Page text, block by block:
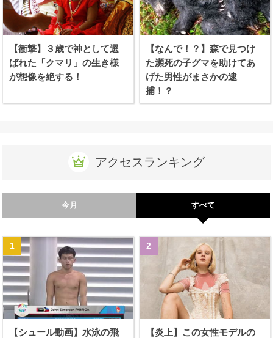
【衝撃】３歳で神として選
ばれた「クマリ」の生き様
が想像を絶する！
【なんで！？】森で見つけ
た瀕死の子グマを助けてあ
げた男性がまさかの逮
捕！？
アクセスランキング
今月 すべて
【シュール動画】水泳の飛
【炎上】この女性モデルの